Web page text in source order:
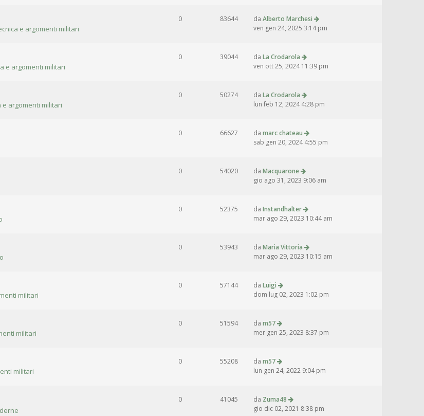
e argomenti militari
0 83644 da Alberto Marchesi
ven gen 24, 2025 3:14 pm
e argomenti militari
0 39044 da La Crodarola
ven ott 25, 2024 11:39 pm
e argomenti militari
0 50274 da La Crodarola
lun feb 12, 2024 4:28 pm
0 66627 da marc chateau
sab gen 20, 2024 4:55 pm
0 54020 da Macquarone
gio ago 31, 2023 9:06 am
0 52375 da Instandhalter
mar ago 29, 2023 10:44 am
0 53943 da Maria Vittoria
mar ago 29, 2023 10:15 am
militari
0 57144 da Luigi
dom lug 02, 2023 1:02 pm
militari
0 51594 da m57
mer gen 25, 2023 8:37 pm
militari
0 55208 da m57
lun gen 24, 2022 9:04 pm
0 41045 da Zuma48
gio dic 02, 2021 8:38 pm